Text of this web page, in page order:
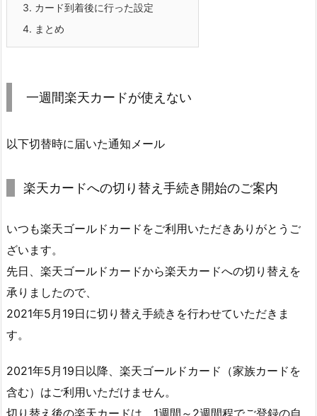
3. カード到着後に行った設定
4. まとめ
一週間楽天カードが使えない
以下切替時に届いた通知メール
楽天カードへの切り替え手続き開始のご案内
いつも楽天ゴールドカードをご利用いただきありがとうご
ざいます。
先日、楽天ゴールドカードから楽天カードへの切り替えを
承りましたので、
2021年5月19日に切り替え手続きを行わせていただきま
す。
2021年5月19日以降、楽天ゴールドカード（家族カードを
含む）はご利用いただけません。
切り替え後の楽天カードは、1週間～2週間程でご登録の自